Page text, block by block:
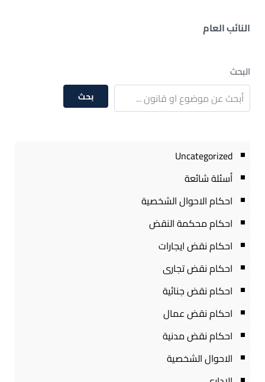
النائب العام
البحث
بحث
Uncategorized
أسئلة شائعة
احكام الاحوال الشخصية
احكام محكمة النقض
احكام نقض ايجارات
احكام نقض تجارى
احكام نقض جنائية
احكام نقض عمال
احكام نقض مدنية
الاحوال الشخصية